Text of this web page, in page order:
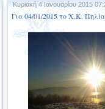
Κυριακή 4 Ιανουαρίου 2015
Για 04/01/2015 το Χ.Κ.